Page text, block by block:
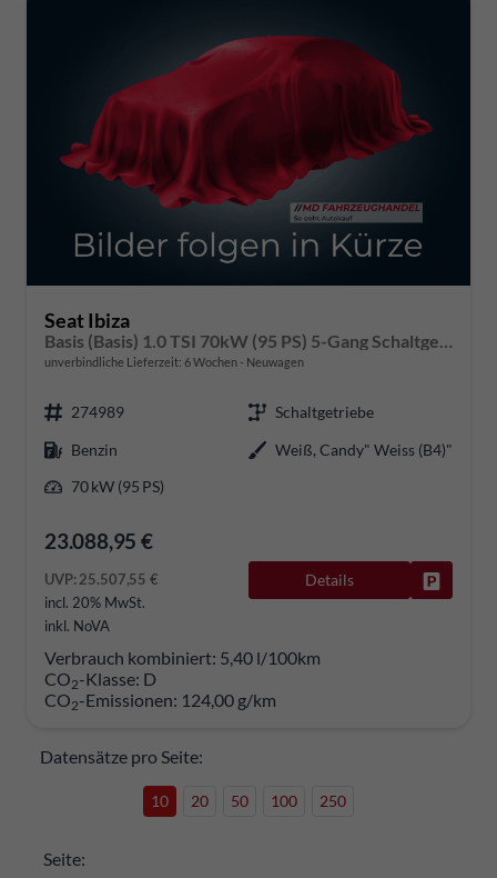
Seat Ibiza
unverbindliche Lieferzeit: 6 Wochen Neuwagen
274989
Schaltgetriebe
Benzin
Weiß, Candy" Weiss (B4)"
70 kW (95 PS)
23.088,95 €
UVP:25.507,55 €
incl. 20% MwSt.
inkl. NoVA
Details
Verbrauch kombiniert: 5,40 l/100km
CO2-Klasse: D
CO2-Emissionen: 124,00 g/km
Datensätze pro Seite:
10 20 50 100 250
Seite: